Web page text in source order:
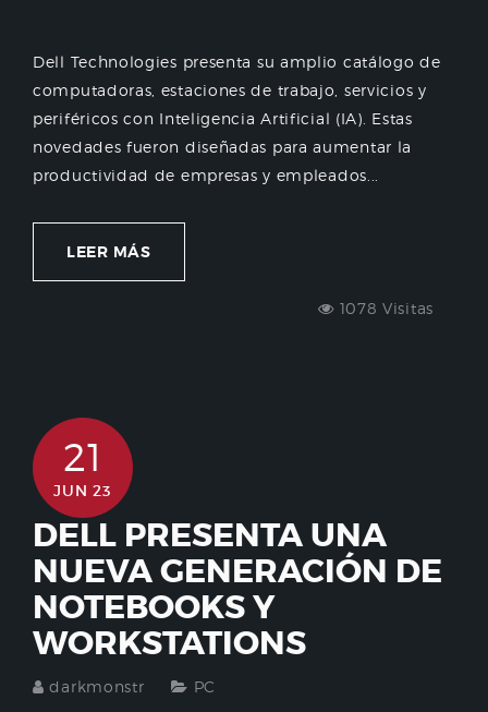
Dell Technologies presenta su amplio catálogo de
computadoras, estaciones de trabajo, servicios y
periféricos con Inteligencia Artificial (IA). Estas
novedades fueron diseñadas para aumentar la
productividad de empresas y empleados...
LEER MÁS
1078 Visitas
21
JUN 23
DELL PRESENTA UNA
NUEVA GENERACIÓN DE
NOTEBOOKS Y
WORKSTATIONS
darkmonstr PC